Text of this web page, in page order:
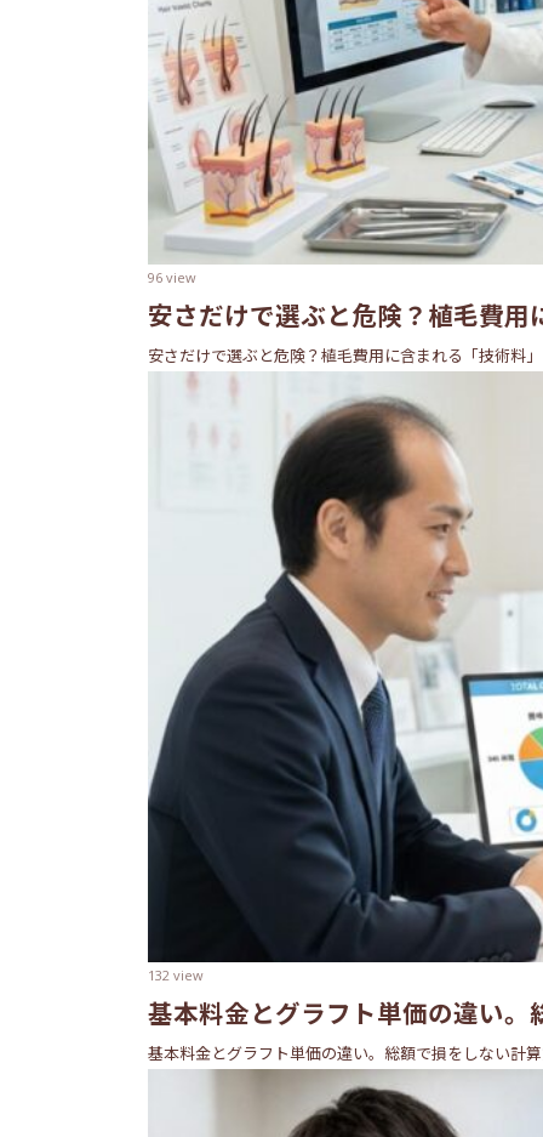
96 view
安さだけで選ぶと危険？植毛費
安さだけで選ぶと危険？植毛費用に含まれる「技術料
132 view
基本料金とグラフト単価の違い。
基本料金とグラフト単価の違い。総額で損をしない計